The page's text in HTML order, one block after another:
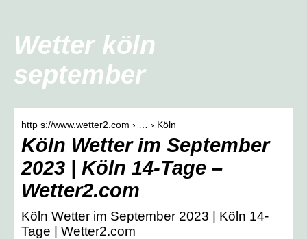
Wetter köln
september
http s://www.wetter2.com › … › Köln
Köln Wetter im September
2023 | Köln 14-Tage –
Wetter2.com
Köln Wetter im September 2023 | Köln 14-
Tage | Wetter2.com